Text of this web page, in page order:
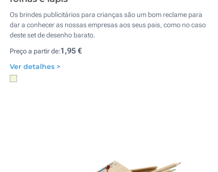
Os brindes publicitários para crianças são um bom reclame para
dar a conhecer as nossas empresas aos seus pais, como no caso
deste set de desenho barato.
Preço a partir de:1,95 €
Ver detalhes >